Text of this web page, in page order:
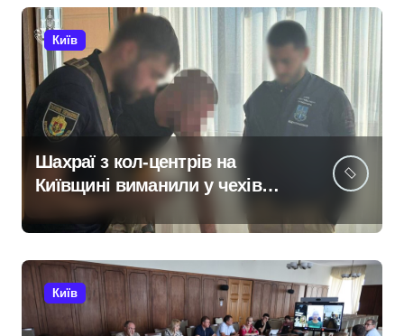
Київ
Шахраї з кол-центрів на
Київщині виманили у чехів
понад 12 млн грн:
організаторів чекає судові
розгляди
Київ